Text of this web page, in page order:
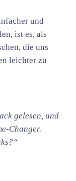
und
ist es, als
die uns
leichter zu
gelesen, und
Changer.